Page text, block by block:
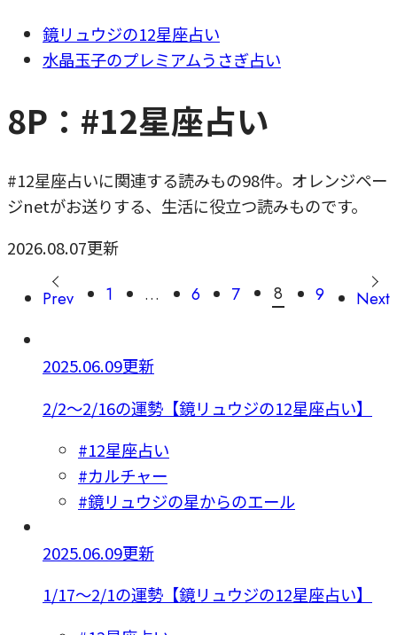
鏡リュウジの12星座占い
水晶玉子のプレミアムうさぎ占い
8P：#12星座占い
#12星座占いに関連する読みもの98件。オレンジペー
ジnetがお送りする、生活に役立つ読みものです。
2026.08.07更新
Prev 1 … 6 7 8 9 Next
2025.06.09更新
2/2～2/16の運勢【鏡リュウジの12星座占い】
#12星座占い
#カルチャー
#鏡リュウジの星からのエール
2025.06.09更新
1/17～2/1の運勢【鏡リュウジの12星座占い】